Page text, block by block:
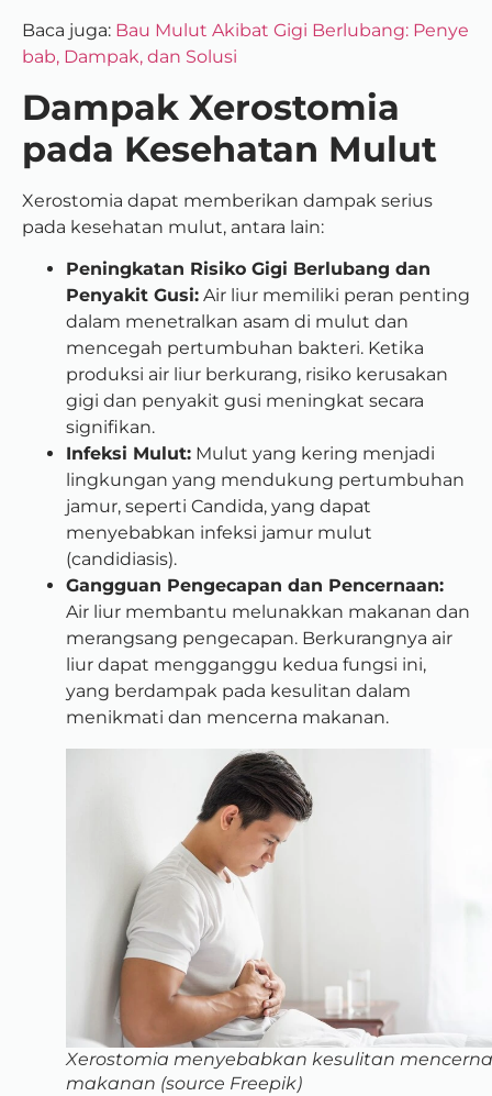
Baca juga: Bau Mulut Akibat Gigi Berlubang: Penye
bab, Dampak, dan Solusi
Dampak Xerostomia
pada Kesehatan Mulut
Xerostomia dapat memberikan dampak serius
pada kesehatan mulut, antara lain:
Peningkatan Risiko Gigi Berlubang dan
Penyakit Gusi: Air liur memiliki peran penting
dalam menetralkan asam di mulut dan
mencegah pertumbuhan bakteri. Ketika
produksi air liur berkurang, risiko kerusakan
gigi dan penyakit gusi meningkat secara
signifikan.
Infeksi Mulut: Mulut yang kering menjadi
lingkungan yang mendukung pertumbuhan
jamur, seperti Candida, yang dapat
menyebabkan infeksi jamur mulut
(candidiasis).
Gangguan Pengecapan dan Pencernaan:
Air liur membantu melunakkan makanan dan
merangsang pengecapan. Berkurangnya air
liur dapat mengganggu kedua fungsi ini,
yang berdampak pada kesulitan dalam
menikmati dan mencerna makanan.
Xerostomia menyebabkan kesulitan mencerna
makanan (source Freepik)